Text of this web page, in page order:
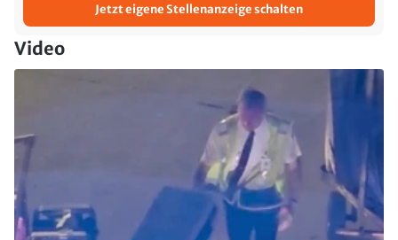
Jetzt eigene Stellenanzeige schalten
Video